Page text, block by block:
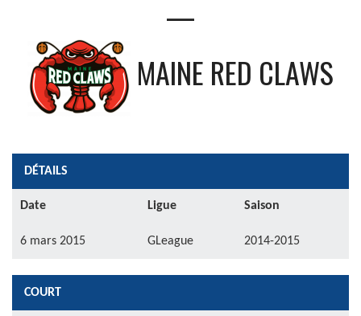
—
MAINE RED CLAWS
DÉTAILS
Date Ligue Saison
6 mars 2015 GLeague 2014-2015
COURT